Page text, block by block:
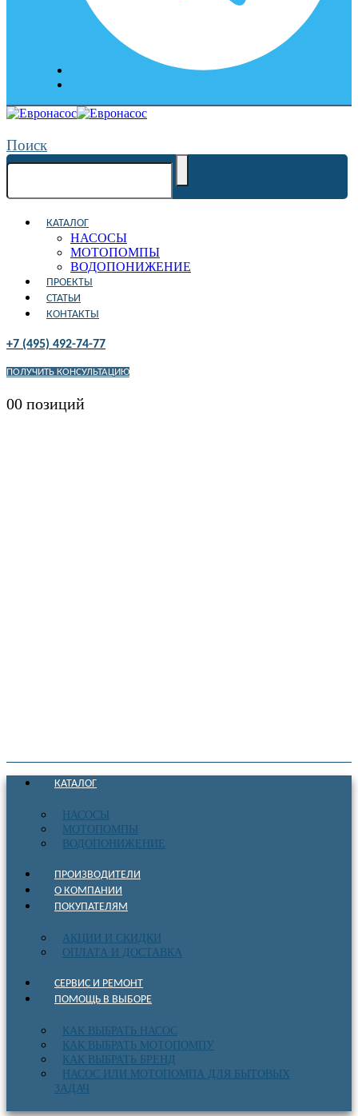
Поиск
КАТАЛОГ
НАСОСЫ
МОТОПОМПЫ
ВОДОПОНИЖЕНИЕ
ПРОЕКТЫ
СТАТЬИ
КОНТАКТЫ
+7 (495) 492-74-77
ПОЛУЧИТЬ КОНСУЛЬТАЦИЮ
00 позиций
КАТАЛОГ
НАСОСЫ
МОТОПОМПЫ
ВОДОПОНИЖЕНИЕ
ПРОИЗВОДИТЕЛИ
О КОМПАНИИ
ПОКУПАТЕЛЯМ
АКЦИИ И СКИДКИ
ОПЛАТА И ДОСТАВКА
СЕРВИС И РЕМОНТ
ПОМОЩЬ В ВЫБОРЕ
КАК ВЫБРАТЬ НАСОС
КАК ВЫБРАТЬ МОТОПОМПУ
КАК ВЫБРАТЬ БРЕНД
НАСОС ИЛИ МОТОПОМПА ДЛЯ БЫТОВЫХ
ЗАДАЧ